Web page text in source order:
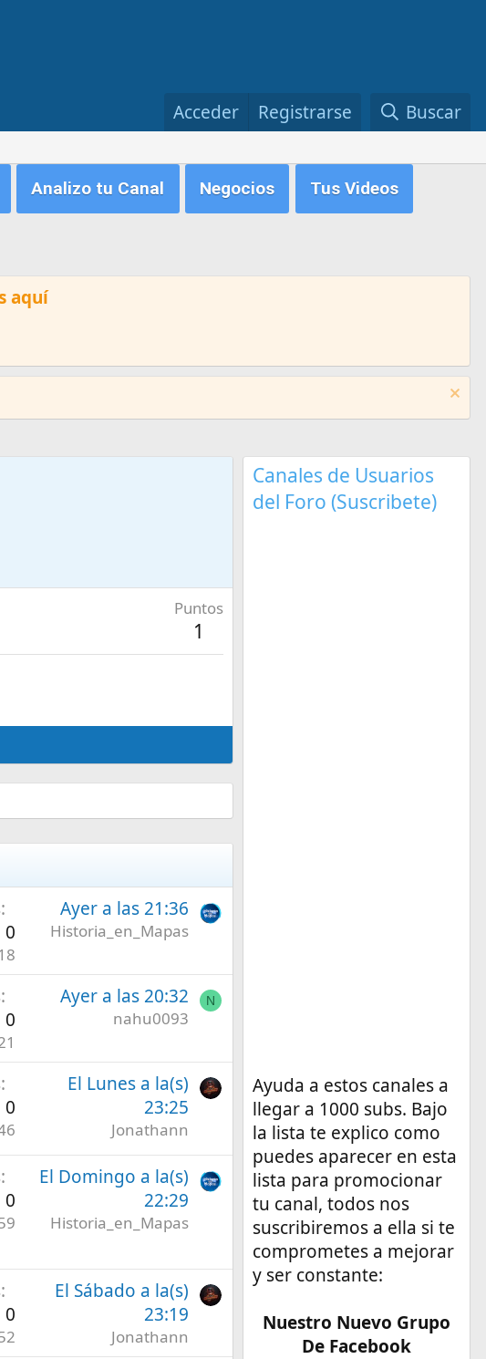
Acceder Registrarse Buscar
Analizo tu Canal Negocios Tus Videos
aquí
Puntos
1
0
Ayer a las 21:36
Historia_en_Mapas
0
Ayer a las 20:32
nahu0093
N
0
El Lunes a la(s)
23:25
Jonathann
0
El Domingo a la(s)
22:29
Historia_en_Mapas
0
El Sábado a la(s)
23:19
Jonathann
Canales de Usuarios
del Foro (Suscribete)
Ayuda a estos canales a
llegar a 1000 subs. Bajo
la lista te explico como
puedes aparecer en esta
lista para promocionar
tu canal, todos nos
suscribiremos a ella si te
comprometes a mejorar
y ser constante:
Nuestro Nuevo Grupo
De Facebook